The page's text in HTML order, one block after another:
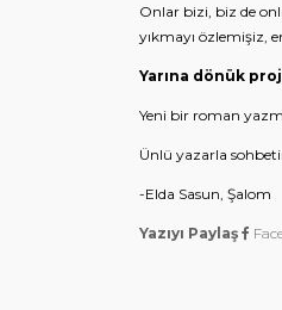
Onlar bizi, biz de
yıkmayı özlemişiz,
Yarına dönük
Yeni bir roman
Ünlü yazarla
-Elda Sasun, Şalom
Yazıyı Paylaş